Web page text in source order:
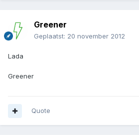
Greener
Geplaatst: 20 november 2012
Lada
Greener
Quote